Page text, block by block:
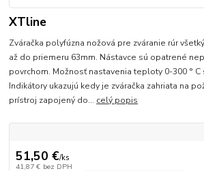
XTline
Zváračka polyfúzna nožová pre zváranie rúr
až do priemeru 63mm. Nástavce sú opatrené
povrchom. Možnosť nastavenia teploty 0-300 °
Indikátory ukazujú kedy je zváračka zahriata na
prístroj zapojený do... celý popis
51,50 €/ks
41,87 € bez DPH